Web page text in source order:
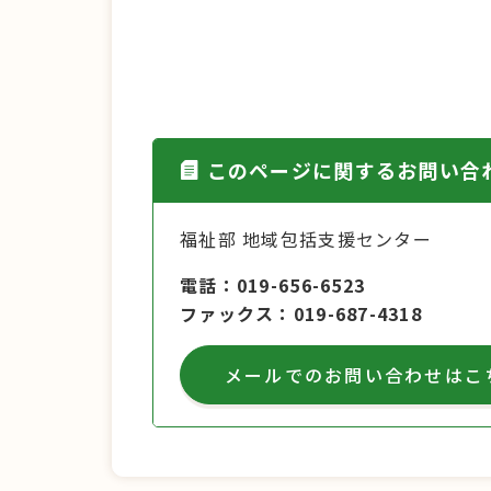
このページに関するお問い合
福祉部 地域包括支援センター
電話
019-656-6523
ファックス
019-687-4318
メールでのお問い合わせはこ